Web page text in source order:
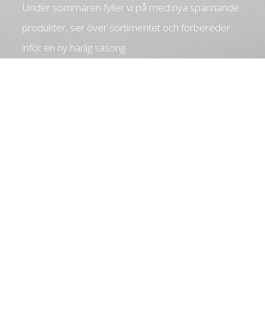
Under sommaren fyller vi på med nya spännande
produkter, ser över sortimentet och förbereder
inför en ny härlig säsong.